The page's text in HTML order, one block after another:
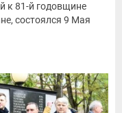
к 81-й годовщине
состоялся 9 Мая